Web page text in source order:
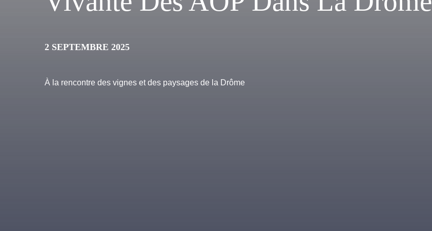
2 SEPTEMBRE 2025
À la rencontre des vignes et des paysages de la Drôme